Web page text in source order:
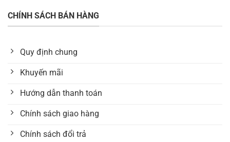
CHÍNH SÁCH BÁN HÀNG
Quy định chung
Khuyến mãi
Hướng dẫn thanh toán
Chính sách giao hàng
Chính sách đổi trả